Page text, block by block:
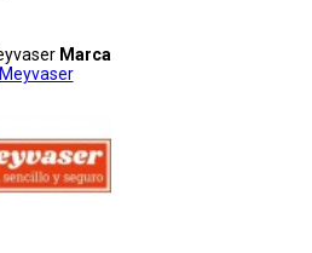
Marca
Meyvaser